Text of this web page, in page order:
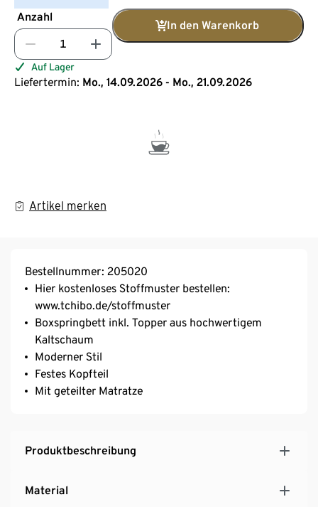
Anzahl
In den Warenkorb
Auf Lager
Liefertermin: Mo., 14.09.2026 - Mo., 21.09.2026
Artikel merken
Bestellnummer: 205020
Hier kostenloses Stoffmuster bestellen:
www.tchibo.de/stoffmuster
Boxspringbett inkl. Topper aus hochwertigem
Kaltschaum
Moderner Stil
Festes Kopfteil
Mit geteilter Matratze
Produktbeschreibung
Material